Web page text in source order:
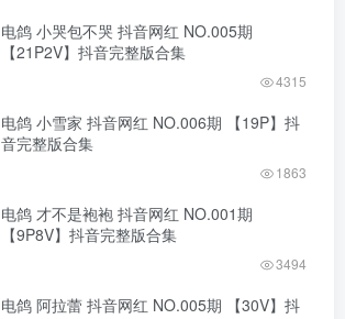
电鸽 小哭包不哭 抖音网红 NO.005期
【21P2V】抖音完整版合集
4315
电鸽 小雪家 抖音网红 NO.006期 【19P】抖
音完整版合集
1863
电鸽 才不是袍袍 抖音网红 NO.001期
【9P8V】抖音完整版合集
3494
电鸽 阿拉蕾 抖音网红 NO.005期 【30V】抖